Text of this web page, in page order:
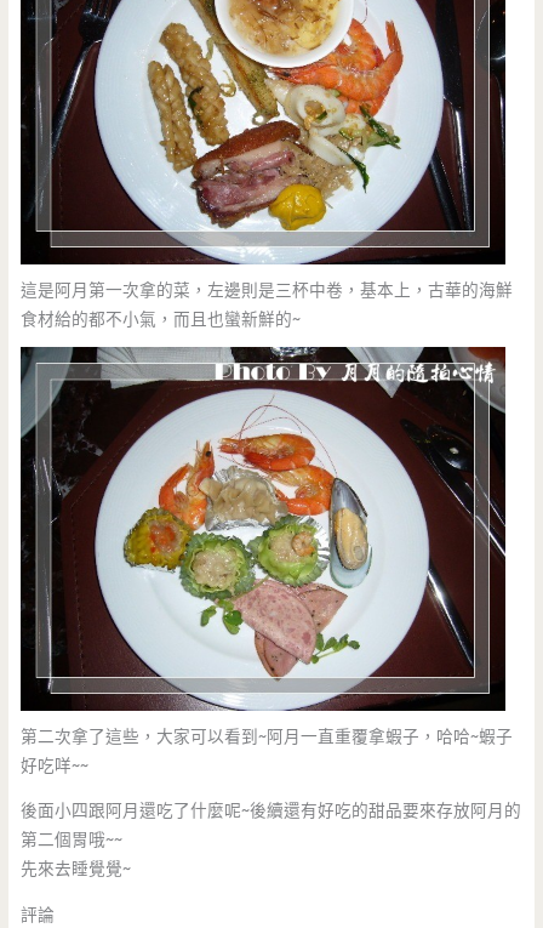
這是阿月第一次拿的菜，左邊則是三杯中卷，基本上，古華的海鮮
食材給的都不小氣，而且也蠻新鮮的~
第二次拿了這些，大家可以看到~阿月一直重覆拿蝦子，哈哈~蝦子
好吃咩~~
後面小四跟阿月還吃了什麼呢~後續還有好吃的甜品要來存放阿月的
第二個胃哦~~
先來去睡覺覺~
評論